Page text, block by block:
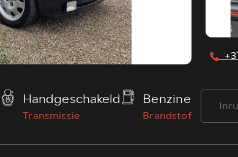
Handgeschakeld
Transmissie
Benzine
Brandstof